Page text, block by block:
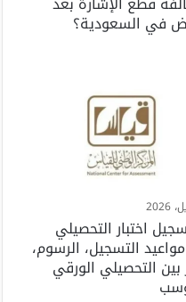
في السعودية؟
اختبار التحصيلي
مواعيد التسجيل، الرسوم،
بين التحصيلي الورقي